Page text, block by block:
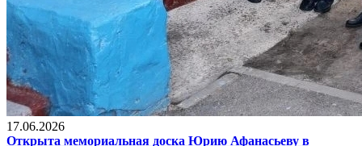
17.06.2026
Открыта мемориальная доска Юрию Афанасьеву в